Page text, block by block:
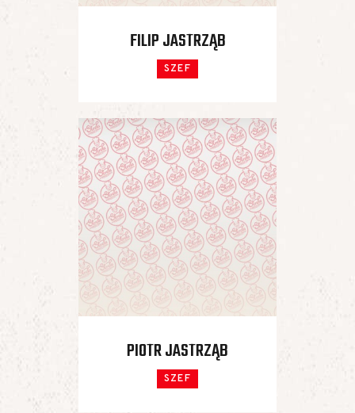
FILIP JASTRZĄB
SZEF
PIOTR JASTRZĄB
SZEF